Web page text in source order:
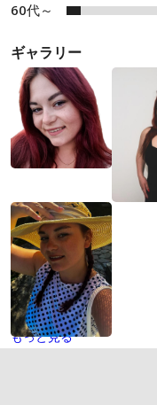
60代～
ギャラリー
もっと見る